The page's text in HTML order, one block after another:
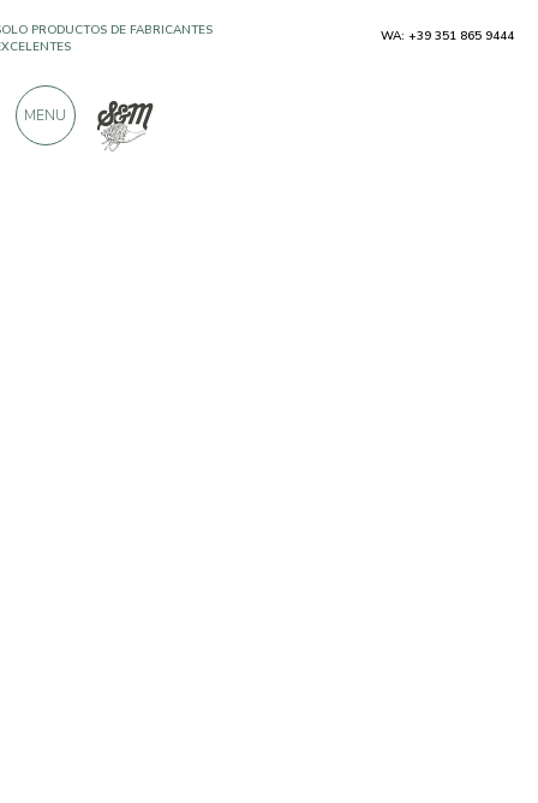
DE 900 CRÍTICAS POSITIVAS
WA: +39 351 865 9444
MENU